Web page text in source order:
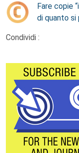
Fare copie
di quanto si
Condividi :